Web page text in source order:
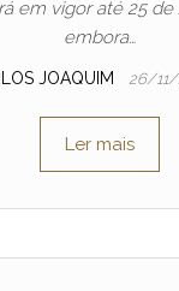
em vigor até 25 de
embora…
JOAQUIM 26/11/
Ler mais